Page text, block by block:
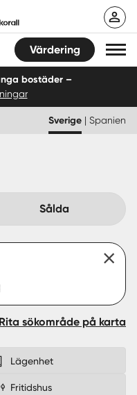
Värdering
bostäder –
Sverige | Spanien
Sålda
Rita sökområde på karta
Lägenhet
Fritidshus